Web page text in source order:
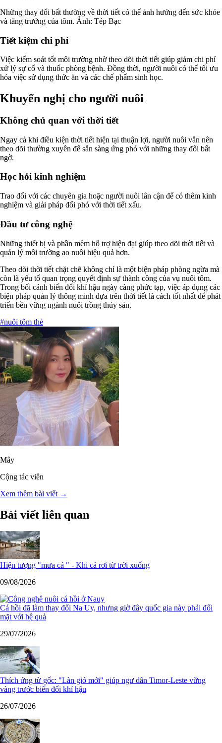
Những thay đổi bất thường về thời tiết có thể ảnh hưởng đến sức khỏe
và tăng trưởng của tôm. Ảnh: Tép Bạc
Tiết kiệm chi phí
Việc kiểm soát tốt môi trường nhờ theo dõi thời tiết giúp giảm chi phí
xử lý sự cố và thuốc phòng bệnh. Đồng thời, người nuôi có thể tối ưu
hóa việc sử dụng thức ăn và các chế phẩm sinh học.
Khuyến nghị cho người nuôi
Không chủ quan với thời tiết
Ngay cả khi điều kiện thời tiết hiện tại thuận lợi, người nuôi vẫn nên
theo dõi thường xuyên để sẵn sàng ứng phó với những thay đổi bất
ngờ.
Học hỏi kinh nghiệm
Trao đổi với các chuyên gia hoặc người nuôi lân cận để có thêm kinh
nghiệm và giải pháp đối phó với thời tiết xấu.
Đầu tư công nghệ
Những thiết bị và phần mềm hỗ trợ hiện đại giúp theo dõi thời tiết và
quản lý môi trường ao nuôi hiệu quả hơn.
Theo dõi thời tiết chặt chẽ không chỉ là một biện pháp phòng ngừa mà
còn là yếu tố quan trọng quyết định sự thành công của vụ nuôi tôm.
Trong bối cảnh biến đổi khí hậu ngày càng phức tạp, việc áp dụng các
biện pháp quản lý thông minh dựa trên thời tiết là cách tốt nhất để phát
triển bền vững ngành nuôi trồng thủy sản.
#nuôi tôm thẻ
Mây
Cộng tác viên
Xem thêm bài viết →
Bài viết liên quan
Hiện tượng "mưa cá " - Khi cá rơi từ trời xuống
09/08/2026
Cá hồi đã làm thay đổi Na Uy, nhưng giờ đây quốc gia này phải đối
mặt với hệ quả
29/07/2026
Thích ứng từ gốc: "Làn gió mới" giúp ngư dân Timor-Leste vững
vàng trước biến đổi khí hậu
26/07/2026